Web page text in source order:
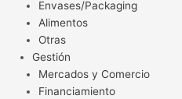
Envases/Packaging
Alimentos
Otras
Gestión
Mercados y Comercio
Financiamiento